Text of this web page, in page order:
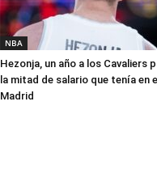
NBA
Hezonja, un año a los Cavaliers
la mitad de salario que tenía en el
Madrid